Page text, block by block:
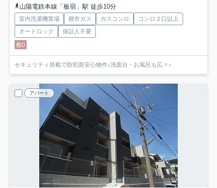
山陽電鉄本線「板宿」駅 徒歩10分
室内洗濯機置場 都市ガス ガスコンロ
コンロ２口以上
オートロック
保証人不要
敷0
セキュリティ搭載で防犯面安心物件♪洗面台・お風呂も広々♪
アパート